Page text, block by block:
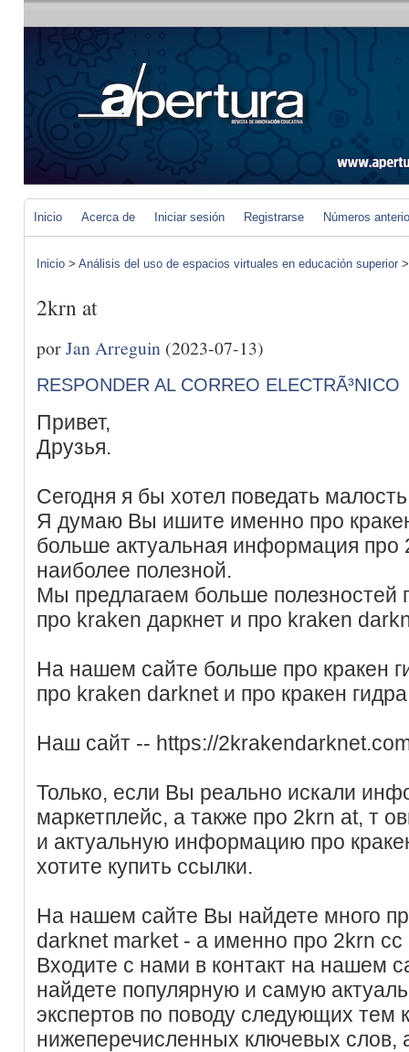
Inicio Acerca de Iniciar sesión Registrarse Números
Inicio > Análisis del uso de espacios virtuales en educación superior
2krn at
porJan Arreguin (2023-07-13)
RESPONDER AL CORREO ELECTRÃ³NICO
Привет,
Друзья.
Сегодня я бы хотел поведать
Я думаю Вы ишите именно про
больше актуальная информация про
наиболее полезной.
Мы предлагаем больше полезностей
про kraken даркнет и про kraken
На нашем сайте больше про кракен
про kraken darknet и про кракен
Наш сайт -- https://
Только, если Вы реально искали
маркетплейс, а также про 2krn at, т
и актуальную информацию про
хотите купить ссылки.
На нашем сайте Вы найдете много
darknet market - а именно про 2krn cc
Входите с нами в контакт на нашем
найдете популярную и самую
экспертов по поводу следующих тем
нижеперечисленных ключевых слов,